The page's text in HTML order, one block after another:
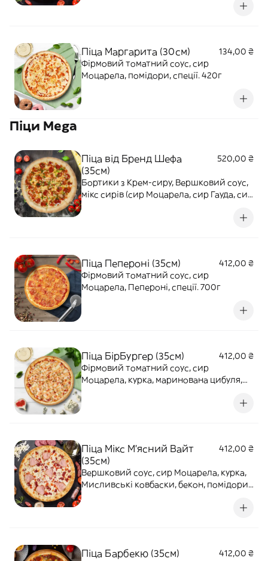
Піца Маргарита (30см)
134,00 ₴
Фірмовий томатний соус, сир
Моцарела, помідори, спеції. 420г
Піци Mega
Піца від Бренд Шефа
(35см)
520,00 ₴
Бортики з Крем-сиру, Вершковий соус,
мікс сирів (сир Моцарела, сир Гауда, сир
цибуля, курка, Пепероні, помідори, соус
Піца Пепероні (35см)
412,00 ₴
Фірмовий томатний соус, сир
Моцарела, Пепероні, спеції. 700г
Піца БірБургер (35см)
412,00 ₴
Фірмовий томатний соус, сир
Моцарела, курка, маринована цибуля,
Піца Мікс М'ясний Вайт
(35см)
412,00 ₴
Вершковий соус, сир Моцарела, курка,
Мисливські ковбаски, бекон, помідори.
Піца Барбекю (35см)
412,00 ₴